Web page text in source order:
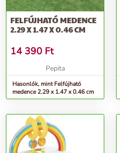
FELFÚJHATÓ MEDENCE
2.29 X 1.47 X 0.46 CM
14 390 Ft
Pepita
Hasonlók, mint Felfújható
medence 2.29 x 1.47 x 0.46 cm